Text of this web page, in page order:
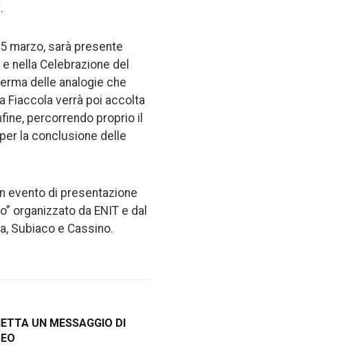
marzo, sarà presente
nella Celebrazione del
delle analogie che
Fiaccola verrà poi accolta
percorrendo proprio il
la conclusione delle
evento di presentazione
organizzato da ENIT e dal
Subiaco e Cassino.
UN MESSAGGIO DI